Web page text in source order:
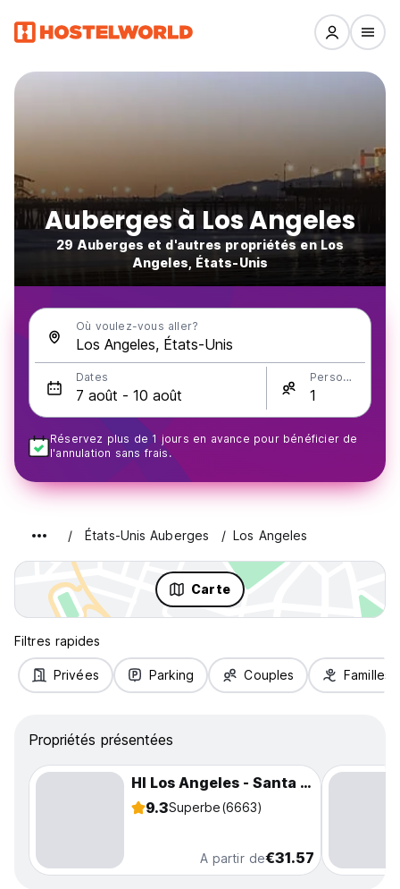
Auberges à Los Angeles
29 Auberges et d'autres propriétés en Los
Angeles, États-Unis
Où voulez-vous aller?
Dates Personnes
Réservez plus de 1 jours en avance pour bénéficier de
l'annulation sans frais.
États-Unis Auberges Los Angeles
Carte
Filtres rapides
Privées Parking Couples Familles
Propriétés présentées
HI Los Angeles - Santa Monica
9.3Superbe(6663)
A partir de€31.57